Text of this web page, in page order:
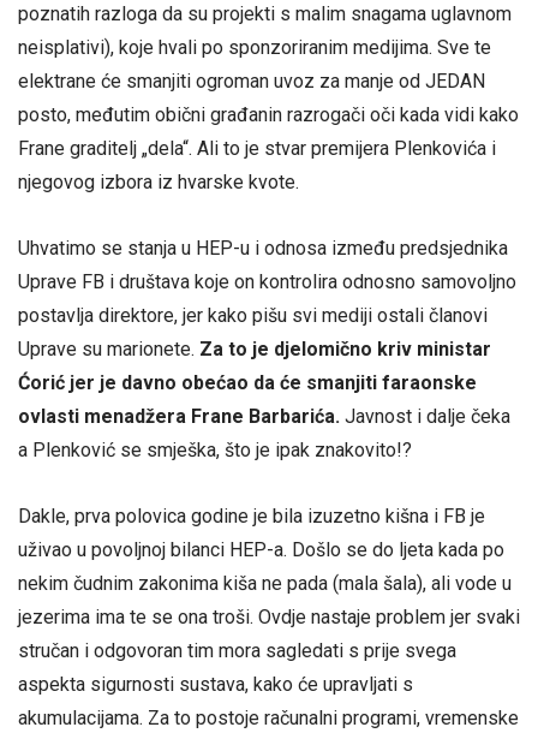
poznatih razloga da su projekti s malim snagama uglavnom
neisplativi), koje hvali po sponzoriranim medijima. Sve te
elektrane će smanjiti ogroman uvoz za manje od JEDAN
posto, međutim obični građanin razrogači oči kada vidi kako
Frane graditelj „dela“. Ali to je stvar premijera Plenkovića i
njegovog izbora iz hvarske kvote.
Uhvatimo se stanja u HEP-u i odnosa između predsjednika
Uprave FB i društava koje on kontrolira odnosno samovoljno
postavlja direktore, jer kako pišu svi mediji ostali članovi
Uprave su marionete. Za to je djelomično kriv ministar
Ćorić jer je davno obećao da će smanjiti faraonske
ovlasti menadžera Frane Barbarića. Javnost i dalje čeka
a Plenković se smješka, što je ipak znakovito!?
Dakle, prva polovica godine je bila izuzetno kišna i FB je
uživao u povoljnoj bilanci HEP-a. Došlo se do ljeta kada po
nekim čudnim zakonima kiša ne pada (mala šala), ali vode u
jezerima ima te se ona troši. Ovdje nastaje problem jer svaki
stručan i odgovoran tim mora sagledati s prije svega
aspekta sigurnosti sustava, kako će upravljati s
akumulacijama. Za to postoje računalni programi, vremenske